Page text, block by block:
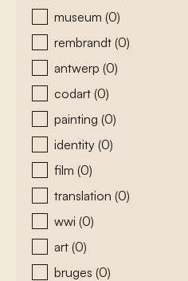
museum (0)
rembrandt (0)
antwerp (0)
codart (0)
painting (0)
identity (0)
film (0)
translation (0)
wwi (0)
art (0)
bruges (0)